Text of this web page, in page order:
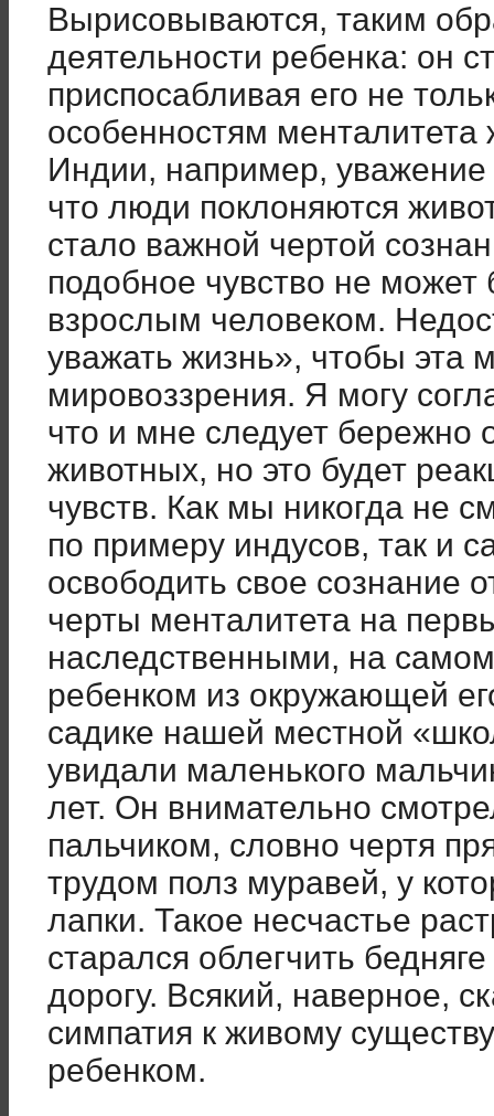
Вырисовываются, таким
деятельности ребенка: он
приспосабливая его не
особенностям менталитета
Индии, например, уважение
что люди поклоняются
стало важной чертой
подобное чувство не может
взрослым человеком.
уважать жизнь», чтобы эта
мировоззрения. Я могу
что и мне следует бережно
животных, но это будет
чувств. Как мы никогда не
по примеру индусов, так и
освободить свое сознание
черты менталитета на
наследственными, на
ребенком из окружающей
садике нашей местной
увидали маленького
лет. Он внимательно
пальчиком, словно чертя
трудом полз муравей, у
лапки. Такое несчастье
старался облегчить
дорогу. Всякий, наверное,
симпатия к живому
ребенком.